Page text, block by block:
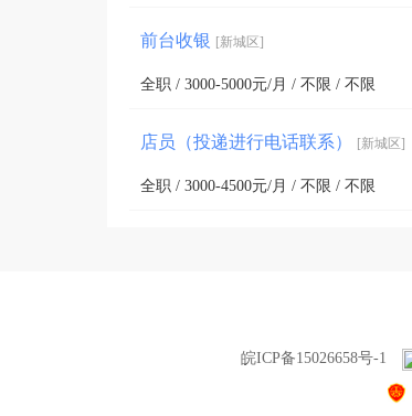
前台收银 [新城区]
全职 / 3000-5000元/月 / 不限 / 不限
店员（投递进行电话联系） [新城区]
全职 / 3000-4500元/月 / 不限 / 不限
皖ICP备15026658号-1